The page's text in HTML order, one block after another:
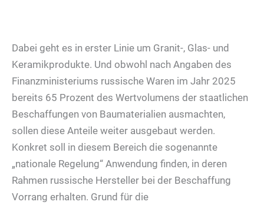
Dabei geht es in erster Linie um Granit-, Glas- und
Keramikprodukte. Und obwohl nach Angaben des
Finanzministeriums russische Waren im Jahr 2025
bereits 65 Prozent des Wertvolumens der staatlichen
Beschaffungen von Baumaterialien ausmachten,
sollen diese Anteile weiter ausgebaut werden.
Konkret soll in diesem Bereich die sogenannte
„nationale Regelung“ Anwendung finden, in deren
Rahmen russische Hersteller bei der Beschaffung
Vorrang erhalten. Grund für die